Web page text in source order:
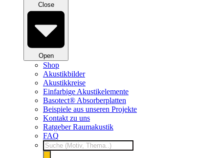
Close
Open
Shop
Akustikbilder
Akustikkreise
Einfarbige Akustikelemente
Basotect® Absorberplatten
Beispiele aus unseren Projekte
Kontakt zu uns
Ratgeber Raumakustik
FAQ
Products
search